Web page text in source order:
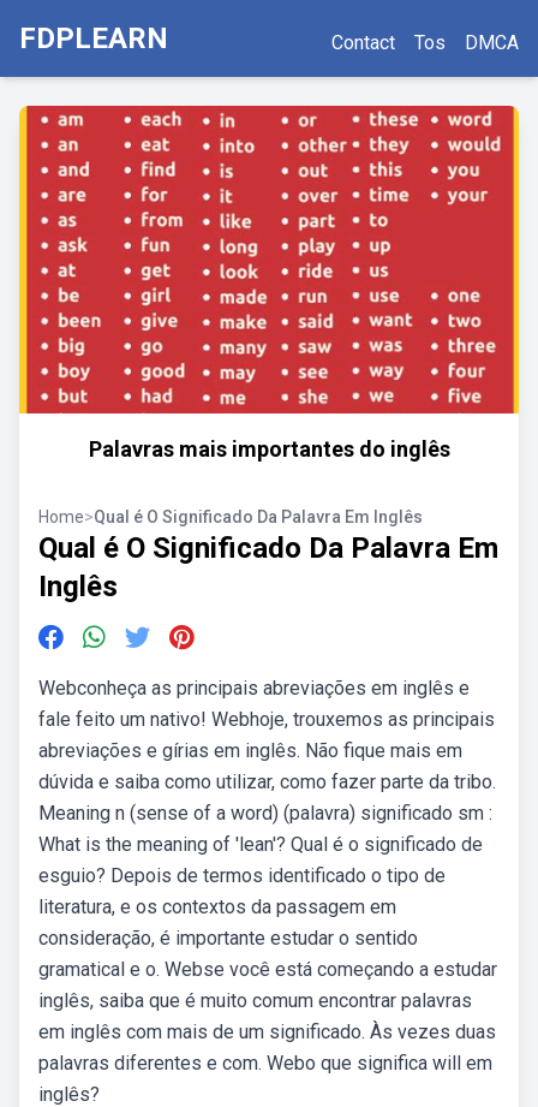
FDPLEARN Contact Tos DMCA
Palavras mais importantes do inglês
Home>Qual é O Significado Da Palavra Em Inglês
Qual é O Significado Da Palavra Em
Inglês
Webconheça as principais abreviações em inglês e
fale feito um nativo! Webhoje, trouxemos as principais
abreviações e gírias em inglês. Não fique mais em
dúvida e saiba como utilizar, como fazer parte da tribo.
Meaning n (sense of a word) (palavra) significado sm :
What is the meaning of 'lean'? Qual é o significado de
esguio? Depois de termos identificado o tipo de
literatura, e os contextos da passagem em
consideração, é importante estudar o sentido
gramatical e o. Webse você está começando a estudar
inglês, saiba que é muito comum encontrar palavras
em inglês com mais de um significado. Às vezes duas
palavras diferentes e com. Webo que significa will em
inglês?